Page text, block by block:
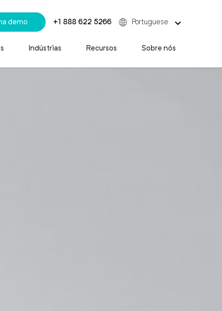
demo +1 888 622 5266 Portuguese
Indústrias Recursos Sobre nós